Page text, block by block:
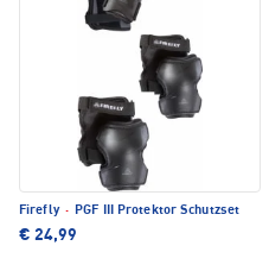
Firefly · PGF III Protektor Schutzset
€ 24,99